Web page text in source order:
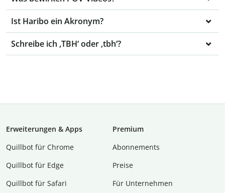
Ist Haribo ein Akronym?
Schreibe ich ‚TBH‘ oder ‚tbh‘?
Erweiterungen & Apps
Quillbot für Chrome
Quillbot für Edge
Quillbot für Safari
Premium
Abon­ne­ments
Preise
Für Unternehmen